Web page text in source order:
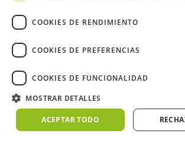
COOKIES DE RENDIMIENTO
COOKIES DE PREFERENCIAS
COOKIES DE FUNCIONALIDAD
MOSTRAR DETALLES
ACEPTAR TODO